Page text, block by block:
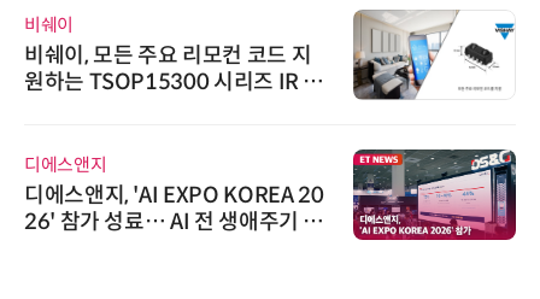
비쉐이
비쉐이, 모든 주요 리모컨 코드 지
원하는 TSOP15300 시리즈 IR 수
디에스앤지
디에스앤지, 'AI EXPO KOREA 20
26' 참가 성료… AI 전 생애주기 아